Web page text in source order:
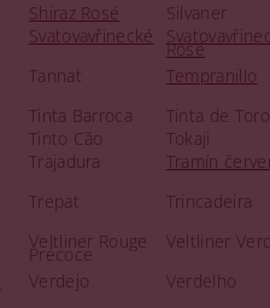
Shiraz Rosé
Silvaner
Svatovavřinecké
Rosé
Tannat
Tempranillo
Tinta Barroca
Tinta de Toro
Tinto Cão
Tokaji
Trajadura
Tramín
Trepat
Trincadeira
Veltliner Rouge
Précoce
Veltliner
Verdejo
Verdelho